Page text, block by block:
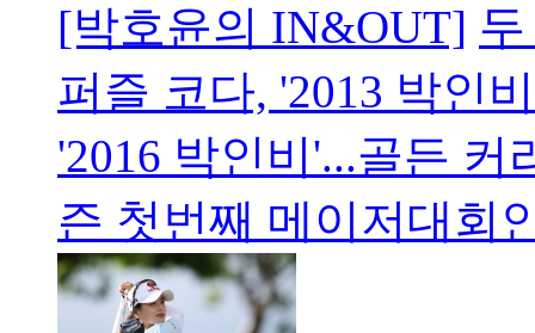
[박호윤의 IN&OUT]
퍼즐 코다, '2013 박인
'2016 박인비'...골든
즌 첫번째 메이저대회